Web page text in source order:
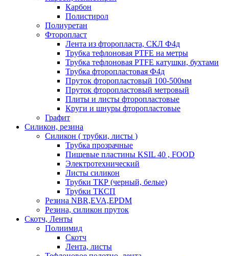
Карбон
Полистирол
Полиуретан
Фторопласт
Лента из фторопласта, СКЛ Ф4д
Трубка тефлоновая PTFE на метры
Трубка тефлоновая PTFE катушки, бухтами
Трубка фторопластовая Ф4д
Пруток фторопластовый 100-500мм
Пруток фторопластовый метровый
Плиты и листы фторопластовые
Круги и шнуры фторопластовые
Графит
Силикон, резина
Силикон ( трубки, листы )
Трубка прозрачные
Пищевые пластины KSIL 40 , FOOD
Электротехнический
Листы силикон
Трубки ТКР (черный, белые)
Трубки ТКСП
Резина NBR,EVA,EPDM
Резина, силикон пруток
Скотч, Ленты
Полиимид
Скотч
Лента, листы